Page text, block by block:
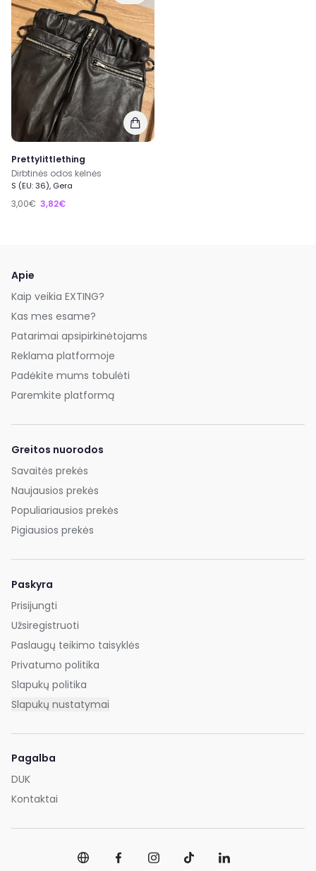
Prettylittlething
Dirbtinės odos kelnės
S (EU: 36), Gera
3,00€ 3,82€
Apie
Kaip veikia EXTING?
Kas mes esame?
Patarimai apsipirkinėtojams
Reklama platformoje
Padėkite mums tobulėti
Paremkite platformą
Greitos nuorodos
Savaitės prekės
Naujausios prekės
Populiariausios prekės
Pigiausios prekės
Paskyra
Prisijungti
Užsiregistruoti
Paslaugų teikimo taisyklės
Privatumo politika
Slapukų politika
Slapukų nustatymai
Pagalba
DUK
Kontaktai